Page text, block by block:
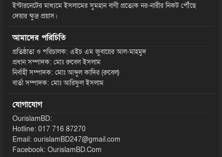
ইন্টারনেটের মাধ্যমে ইসলামের সুমহান বাণী প্রত্যেক নর-নারীর নিকট পৌঁছে
দেয়ার ক্ষুদ্র প্রয়াস।
আমাদের পরিচিতি
প্রতিষ্ঠাতা ও পরিচালক: এইচ এম জুবায়ের আল-মাহমুদ
প্রধান সম্পাদক: মোঃ রুবেল ইসলাম
নির্বাহী সম্পাদক: মোঃ আব্দুল কাদির (রুবেল)
বার্তা সম্পাদক: মোঃ আরিফুল ইসলাম
যোগাযোগ
OurislamBD:
Hotline: 017 716 87270
Email: ourislamBD247@gmail.com
Facebook: OurislamBD.Com